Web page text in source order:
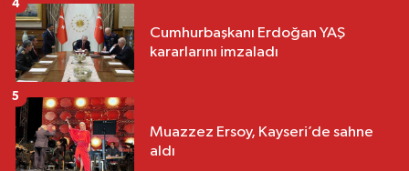
Cumhurbaşkanı Erdoğan YAŞ
kararlarını imzaladı
4
Muazzez Ersoy, Kayseri’de sahne
aldı
5